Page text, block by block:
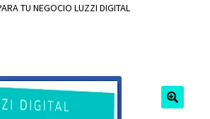
hijo
TU NEGOCIO LUZZI DIGITAL